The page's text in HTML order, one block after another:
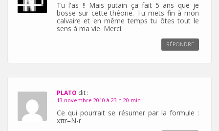
Tu l'as !! Mais putain ça fait 5 ans que je
bosse sur cette théorie. Tu mets fin à mon
calvaire et en même temps tu ôtes tout le
sens à ma vie. Merci.
RÉPONDRE
PLATO dit :
13 novembre 2010 à 23 h 20 min
Ce qui pourrait se résumer par la formule :
xπr=N-r